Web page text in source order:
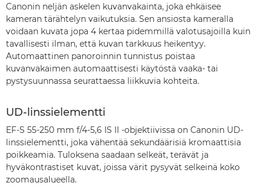
Canonin neljän askelen kuvanvakainta, joka ehkäisee
kameran tärähtelyn vaikutuksia. Sen ansiosta kameralla
voidaan kuvata jopa 4 kertaa pidemmillä valotusajoilla kuin
tavallisesti ilman, että kuvan tarkkuus heikentyy.
Automaattinen panoroinnin tunnistus poistaa
kuvanvakaimen automaattisesti käytöstä vaaka- tai
pystysuunnassa seurattaessa liikkuvia kohteita.
UD-linssielementti
EF-S 55-250 mm f/4-5,6 IS II -objektiivissa on Canonin UD-
linssielementti, joka vähentää sekundäärisiä kromaattisia
poikkeamia. Tuloksena saadaan selkeät, terävät ja
hyväkontrastiset kuvat, joissa värit pysyvät selkeinä koko
zoomausalueella.